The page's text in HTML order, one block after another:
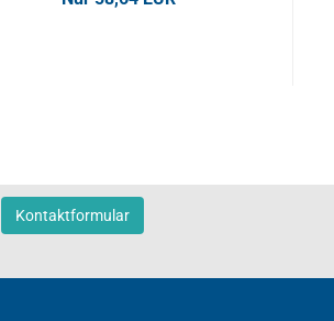
Kontaktformular